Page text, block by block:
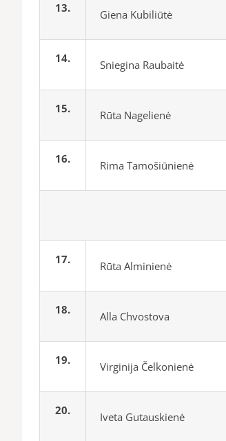
13. Giena Kubiliūtė
14. Sniegina Raubaitė
15. Rūta Nagelienė
16. Rima Tamošiūnienė
17. Rūta Alminienė
18. Alla Chvostova
19. Virginija Čelkonienė
20. Iveta Gutauskienė